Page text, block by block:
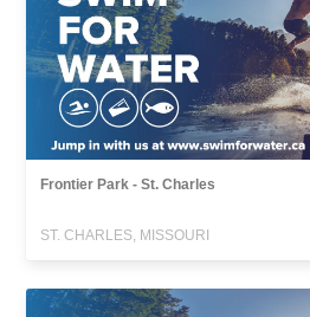
Frontier Park - St. Charles
ST. CHARLES, MISSOURI